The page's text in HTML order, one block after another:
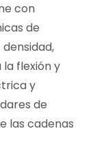
con
de
flexión y
y
de
las cadenas